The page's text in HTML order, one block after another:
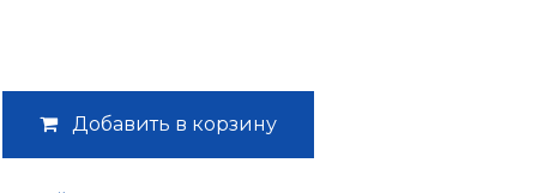
Добавить в корзину